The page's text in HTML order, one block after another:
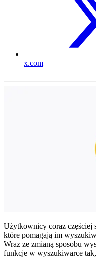
x.com
Użytkownicy coraz częściej
które pomagają im
Wraz ze zmianą sposobu
funkcje w wyszukiwarce